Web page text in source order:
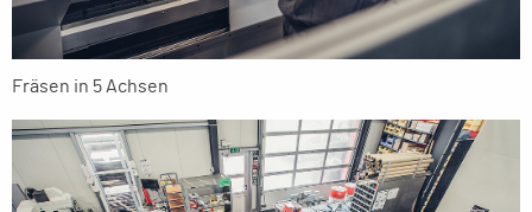
Fräsen in 5 Achsen